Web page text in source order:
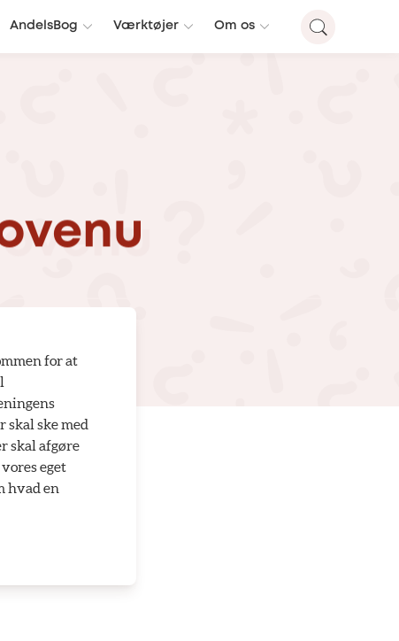
AndelsBog Værktøjer Om os
for at
skal ske med
skal afgøre
eget
hvad en